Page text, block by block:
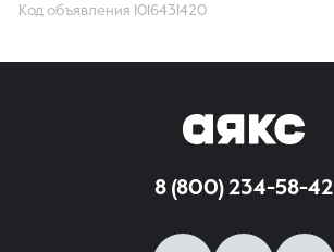
Код объявления 1016431420
8 (800) 234-58-42